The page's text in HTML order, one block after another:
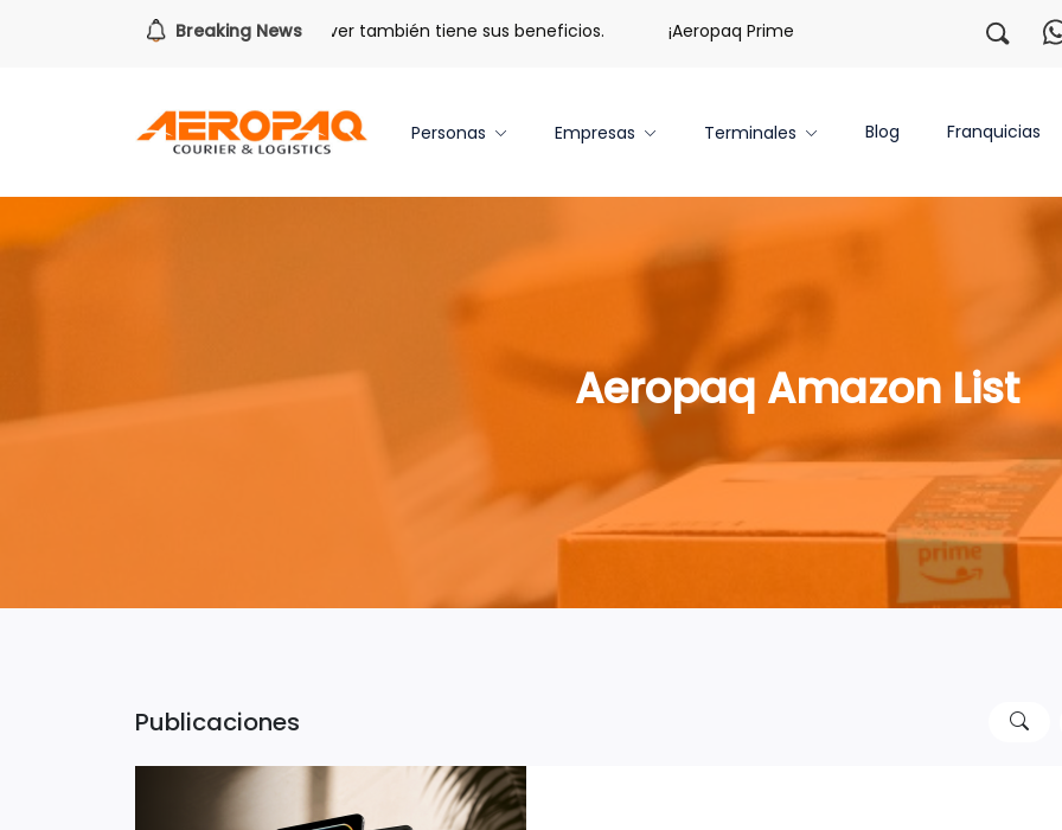
Breaking News
todo lo que viene. Volver también tiene sus beneficios. ¡Aeropaq Prime TE DA MÁS! ¡Regístrate con
Personas Empresas Terminales Blog Franquicias
Aeropaq Amazon List
Publicaciones